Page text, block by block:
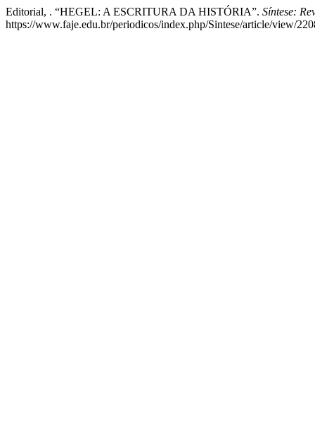
Editorial, . “HEGEL: A ESCRITURA DA HISTÓRIA”. Síntese:
https://www.faje.edu.br/periodicos/index.php/Sintese/article/view/